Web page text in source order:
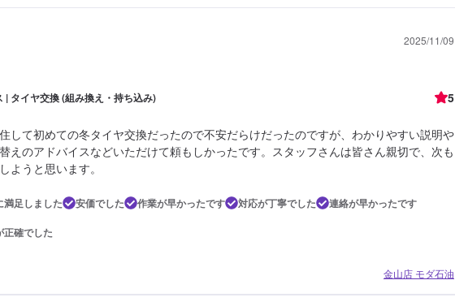
2025/11/09
| タイヤ交換 (組み換え・持ち込み) 5
して初めての冬タイヤ交換だったので不安だらけだったのですが、わかりやすい説明や
えのアドバイスなどいただけて頼もしかったです。スタッフさんは皆さん親切で、次も
ようと思います。
満足しました 安価でした 作業が早かったです 対応が丁寧でした
連絡が早かったです
正確でした
金山店 モダ石油